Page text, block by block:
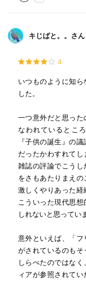
キじばと。。さん
4
いつものように知
した。
一つ意外だと思った
なわれているとこ
『子供の誕生』の
だったかわすれて
雑誌の評論でこう
をさもあたりまえ
激しくやりあった
こういった現代思
しれないと思ってい
意外といえば、「フ
がされているのも
しらべたのではな
ィアが参照されて